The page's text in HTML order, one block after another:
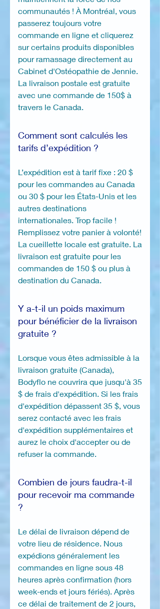
communautés ! À Montréal, vous
passerez toujours votre
commande en ligne et cliquerez
sur certains produits disponibles
pour ramassage directement au
Cabinet d'Ostéopathie de Jennie.
La livraison postale est gratuite
avec une commande de 150$ à
travers le Canada.
Comment sont calculés les
tarifs d’expédition ?
L’expédition est à tarif fixe : 20 $
pour les commandes au Canada
ou 30 $ pour les États-Unis et les
autres destinations
internationales. Trop facile !
Remplissez votre panier à volonté!
La cueillette locale est gratuite. La
livraison est gratuite pour les
commandes de 150 $ ou plus à
destination du Canada.
Y a-t-il un poids maximum
pour bénéficier de la livraison
gratuite ?
Lorsque vous êtes admissible à la
livraison gratuite (Canada),
Bodyflo ne couvrira que jusqu'à 35
$ de frais d'expédition. Si les frais
d'expédition dépassent 35 $, vous
serez contacté avec les frais
d'expédition supplémentaires et
aurez le choix d'accepter ou de
refuser la commande.
Combien de jours faudra-t-il
pour recevoir ma commande
?
Le délai de livraison dépend de
votre lieu de résidence. Nous
expédions généralement les
commandes en ligne sous 48
heures après confirmation (hors
week-ends et jours fériés). Après
ce délai de traitement de 2 jours,